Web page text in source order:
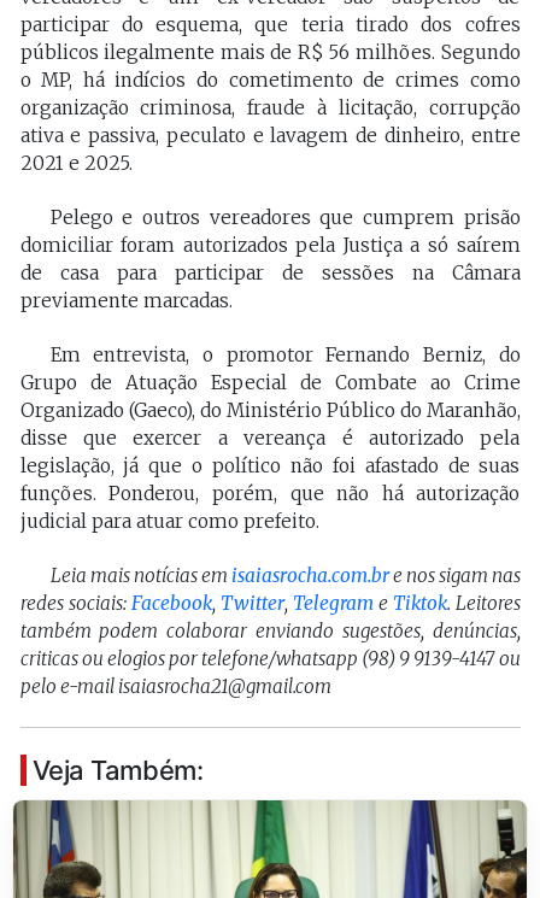
participar do esquema, que teria tirado dos cofres
públicos ilegalmente mais de R$ 56 milhões. Segundo
o MP, há indícios do cometimento de crimes como
organização criminosa, fraude à licitação, corrupção
ativa e passiva, peculato e lavagem de dinheiro, entre
2021 e 2025.
Pelego e outros vereadores que cumprem prisão
domiciliar foram autorizados pela Justiça a só saírem
de casa para participar de sessões na Câmara
previamente marcadas.
Em entrevista, o promotor Fernando Berniz, do
Grupo de Atuação Especial de Combate ao Crime
Organizado (Gaeco), do Ministério Público do Maranhão,
disse que exercer a vereança é autorizado pela
legislação, já que o político não foi afastado de suas
funções. Ponderou, porém, que não há autorização
judicial para atuar como prefeito.
Leia mais notícias em isaiasrocha.com.bre nos sigam nas
redes sociais: Facebook, Twitter, Telegram e Tiktok. Leitores
também podem colaborar enviando sugestões, denúncias,
criticas ou elogios por telefone/whatsapp (98) 9 9139-4147 ou
pelo e-mail isaiasrocha21@gmail.com
Veja Também: